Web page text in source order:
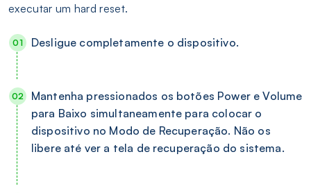
executar um hard reset.
Desligue completamente o dispositivo.
Mantenha pressionados os botões Power e Volume
para Baixo simultaneamente para colocar o
dispositivo no Modo de Recuperação. Não os
libere até ver a tela de recuperação do sistema.